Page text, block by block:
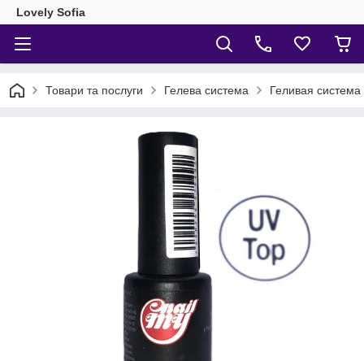
Lovely Sofia
Товари та послуги Гелева система Геливая